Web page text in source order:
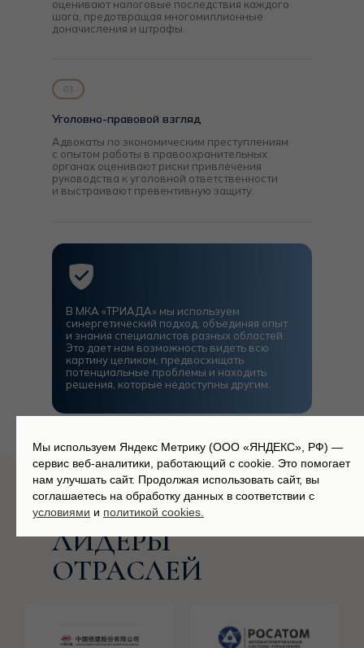
Мы используем Яндекс Метрику (ООО «ЯНДЕКС», РФ) —
сервис веб-аналитики, работающий с cookie. Это помогает
нам улучшать сайт. Продолжая использовать сайт, вы
соглашаетесь на обработку данных в соответствии с
условиями и политикой cookies.
В МКА «ТРИАДА» мы используем
синергетический подход, объединяя опыт
и знания специалистов разных областей.
Это дает нам возможность видеть всю
картину целиком, предвосхищать
потенциальные проблемы и находить
решения, которые недоступны другим.
оценивают налоговые последствия каждого
шага, предотвращая многомиллионные
доначисления и штрафы.
Адвокаты по экономическим преступлениям
с опытом работы в правоохранительных
органах оценивают риски привлечения
руководства к уголовной ответственности
и выстраивают превентивную защиту.
Уголовно-правовой взгляд
НАМ ДОВЕРЯЮТ
ЛИДЕРЫ
ОТРАСЛЕЙ